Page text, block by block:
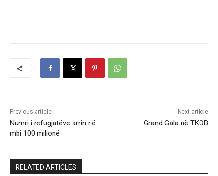
Previous article
Numri i refugjatëve arrin në
mbi 100 milionë
Next article
Grand Gala në TKOB
RELATED ARTICLES